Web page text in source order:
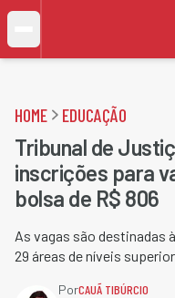
HOME EDUCAÇÃO
Tribunal de
inscrições para
bolsa de R$ 806
As vagas são destinadas
29 áreas de níveis
PorCAUÃ TIBÚRCIO